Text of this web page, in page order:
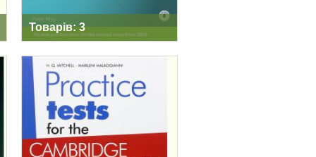
Товарів: 3
PRACTICE TESTS
FCE MM
PUBLICATIONS